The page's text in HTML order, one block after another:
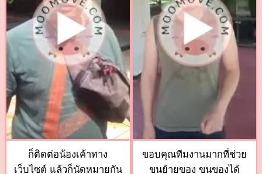
ก็ติดต่อน้องเค้าทาง
เว็บไซต์ แล้วก็นัดหมายกัน
ขอบคุณทีมงานมากที่ช่วย
ขนย้ายของ ขนของได้